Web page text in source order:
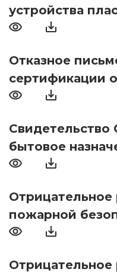
устройства
Отказное
сертификации
бытовое
пожарной